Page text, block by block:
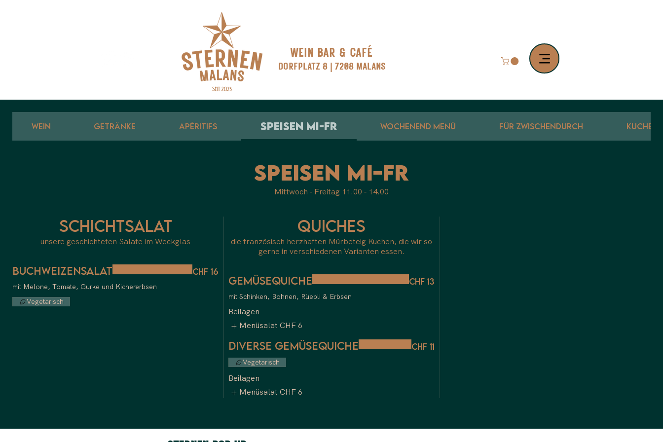
WEIN BAR & CAFÉ
DORFPLATZ 8 | 7208 MALANS
WEIN GETRÄNKE APÉRITIFS SPEISEN MI-FR WOCHENEND MENÜ FÜR ZWISCHENDURCH KUCHEN
SPEISEN MI-FR
Mittwoch - Freitag 11.00 - 14.00
Schichtsalat
unsere geschichteten Salate im Weckglas
Buchweizensalat
mit Melone, Tomate, Gurke und Kichererbsen
CHF 16
Vegetarisch
Quiches
die französisch herzhaften Mürbeteig Kuchen, die wir so
gerne in verschiedenen Varianten essen.
Gemüsequiche
mit Schinken, Bohnen, Rüebli & Erbsen
CHF 13
Beilagen
Menüsalat CHF 6
Diverse Gemüsequiche CHF 11
Vegetarisch
Beilagen
Menüsalat CHF 6